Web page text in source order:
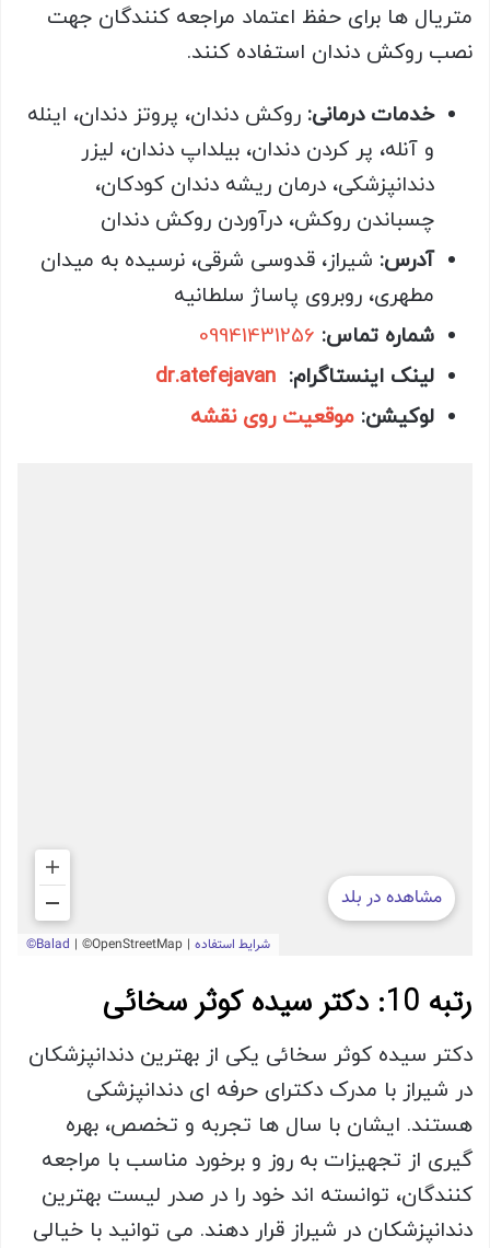
متریال ها برای حفظ اعتماد مراجعه کنندگان جهت
نصب روکش دندان استفاده کنند.
خدمات درمانی: روکش دندان، پروتز دندان، اینله
و آنله، پر کردن دندان، بیلداپ دندان، لیزر
دندانپزشکی، درمان ریشه دندان کودکان،
چسباندن روکش، درآوردن روکش دندان
آدرس: شیراز، قدوسی شرقی، نرسیده به میدان
مطهری، روبروی پاساژ سلطانیه
شماره تماس: 09941431256
لینک اینستاگرام: dr.atefejavan
لوکیشن: موقعیت روی نقشه
رتبه 10: دکتر سیده کوثر سخائی
دکتر سیده کوثر سخائی یکی از بهترین دندانپزشکان
در شیراز با مدرک دکترای حرفه ای دندانپزشکی
هستند. ایشان با سال ها تجربه و تخصص، بهره
گیری از تجهیزات به روز و برخورد مناسب با مراجعه
کنندگان، توانسته اند خود را در صدر لیست بهترین
دندانپزشکان در شیراز قرار دهند. می توانید با خیالی